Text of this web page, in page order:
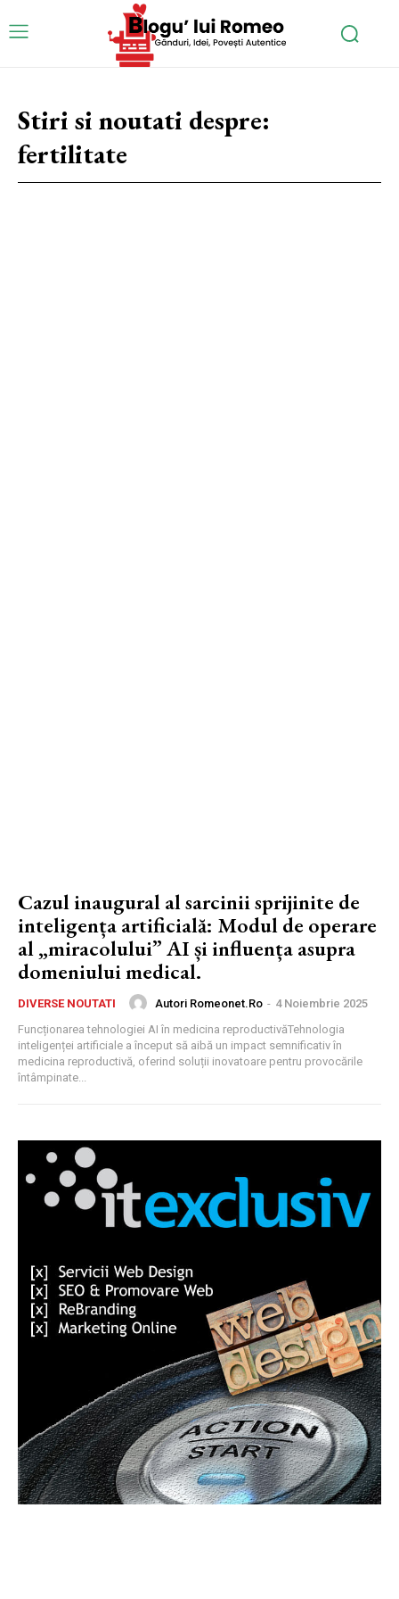
Stiri si noutati despre:
fertilitate
Cazul inaugural al sarcinii sprijinite de
inteligența artificială: Modul de operare
al „miracolului” AI și influența asupra
domeniului medical.
DIVERSE NOUTATI Autori Romeonet.ro - 4 Noiembrie 2025
Funcționarea tehnologiei AI în medicina reproductivăTehnologia
inteligenței artificiale a început să aibă un impact semnificativ în
medicina reproductivă, oferind soluții inovatoare pentru provocările
întâmpinate...